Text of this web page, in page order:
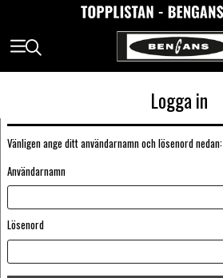
Logga in
Vänligen ange ditt användarnamn och lösenord nedan:
Användarnamn
Lösenord